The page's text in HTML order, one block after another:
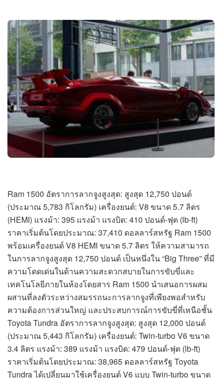
Ram 1500 อัตราการลากจูงสูงสุด: สูงสุด 12,750 ปอนด์
(ประมาณ 5,783 กิโลกรัม) เครื่องยนต์: V8 ขนาด 5.7 ลิตร
(HEMI) แรงม้า: 395 แรงม้า แรงบิด: 410 ปอนด์-ฟุต (lb-ft)
ราคาเริ่มต้นโดยประมาณ: 37,410 ดอลลาร์สหรัฐ Ram 1500
พร้อมเครื่องยนต์ V8 HEMI ขนาด 5.7 ลิตร ให้ความสามารถ
ในการลากจูงสูงสุด 12,750 ปอนด์ เป็นหนึ่งใน “Big Three” ที่มี
ความโดดเด่นในด้านความสะดวกสบายในการขับขี่และ
เทคโนโลยีภายในห้องโดยสาร Ram 1500 นำเสนอการผสม
ผสานที่ลงตัวระหว่างสมรรถนะการลากจูงที่เพียงพอสำหรับ
ความต้องการส่วนใหญ่ และประสบการณ์การขับขี่ที่เหนือชั้น
Toyota Tundra อัตราการลากจูงสูงสุด: สูงสุด 12,000 ปอนด์
(ประมาณ 5,443 กิโลกรัม) เครื่องยนต์: Twin-turbo V6 ขนาด
3.4 ลิตร แรงม้า: 389 แรงม้า แรงบิด: 479 ปอนด์-ฟุต (lb-ft)
ราคาเริ่มต้นโดยประมาณ: 38,965 ดอลลาร์สหรัฐ Toyota
Tundra ได้เปลี่ยนมาใช้เครื่องยนต์ V6 แบบ Twin-turbo ขนาด